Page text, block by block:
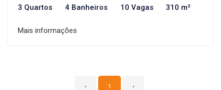
3 Quartos 4 Banheiros 10 Vagas 310 m²
Mais informações
‹ 1 ›